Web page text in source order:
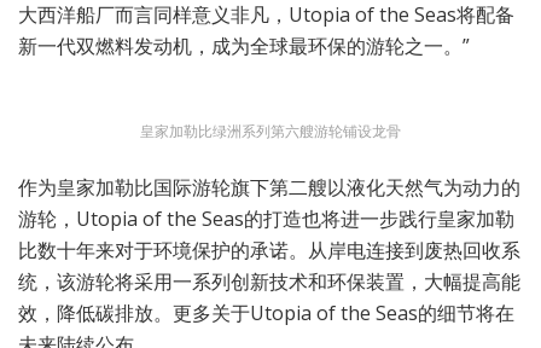
大西洋船厂而言同样意义非凡，Utopia of the Seas将配备
新一代双燃料发动机，成为全球最环保的游轮之一。”
皇家加勒比绿洲系列第六艘游轮铺设龙骨
作为皇家加勒比国际游轮旗下第二艘以液化天然气为动力的
游轮，Utopia of the Seas的打造也将进一步践行皇家加勒
比数十年来对于环境保护的承诺。从岸电连接到废热回收系
统，该游轮将采用一系列创新技术和环保装置，大幅提高能
效，降低碳排放。更多关于Utopia of the Seas的细节将在